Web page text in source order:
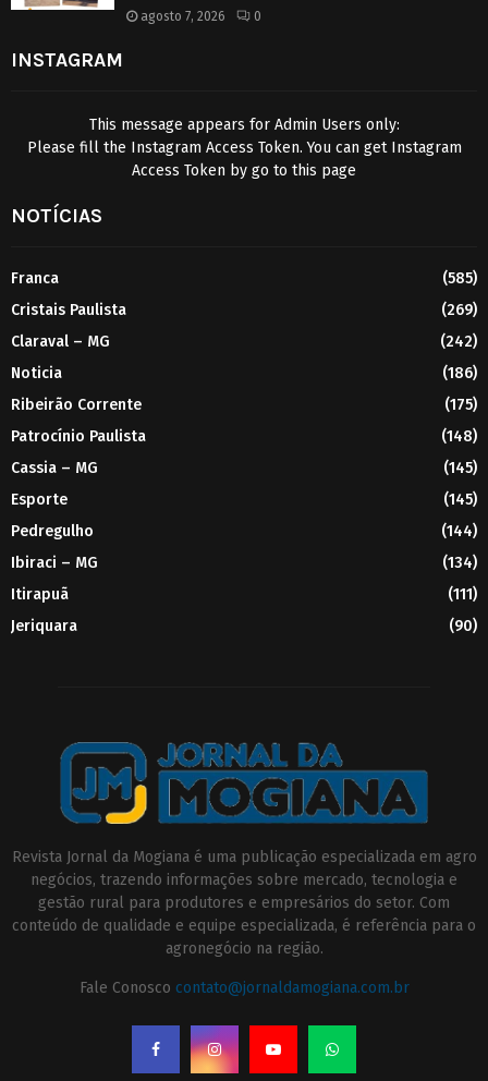
agosto 7, 2026 0
INSTAGRAM
This message appears for Admin Users only:
Please fill the Instagram Access Token. You can get Instagram
Access Token by go to this page
NOTÍCIAS
Franca
(585)
Cristais Paulista
(269)
Claraval – MG
(242)
Noticia
(186)
Ribeirão Corrente
(175)
Patrocínio Paulista
(148)
Cassia – MG
(145)
Esporte
(145)
Pedregulho
(144)
Ibiraci – MG
(134)
Itirapuã
(111)
Jeriquara
(90)
Revista Jornal da Mogiana é uma publicação especializada em agro
negócios, trazendo informações sobre mercado, tecnologia e
gestão rural para produtores e empresários do setor. Com
conteúdo de qualidade e equipe especializada, é referência para o
agronegócio na região.
Fale Conosco contato@jornaldamogiana.com.br